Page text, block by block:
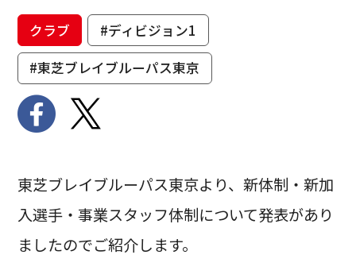
クラブ
#ディビジョン1
#東芝ブレイブルーパス東京
東芝ブレイブルーパス東京より、新体制・新加
入選手・事業スタッフ体制について発表があり
ましたのでご紹介します。